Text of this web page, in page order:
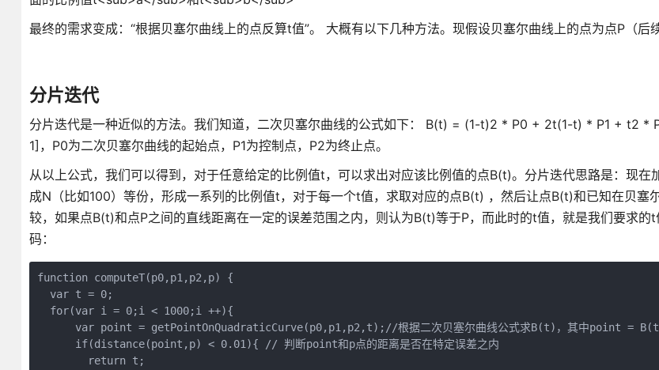
最终的需求变成：“根据贝塞尔曲线上的点反算t值”。 大概有以下几种方法。现假设贝塞尔曲线上的点为点P（后
分片迭代
分片迭代是一种近似的方法。我们知道，二次贝塞尔曲线的公式如下： B(t) = (1-t)2 * P0 + 2t(1-t) * P1 + t2 *
1]，P0为二次贝塞尔曲线的起始点，P1为控制点，P2为终止点。
从以上公式，我们可以得到，对于任意给定的比例值t，可以求出对应该比例值的点B(t)。分片迭代思路是：现在
成N（比如100）等份，形成一系列的比例值t，对于每一个t值，求取对应的点B(t) ，然后让点B(t)和已知在贝塞
较，如果点B(t)和点P之间的直线距离在一定的误差范围之内，则认为B(t)等于P，而此时的t值，就是我们要求的
码：
function computeT(p0,p1,p2,p) {
  var t = 0;
  for(var i = 0;i < 1000;i ++){
var point = getPointOnQuadraticCurve(p0,p1,p2,t);//根据二次贝塞尔曲线公式求B(t)，其中point =
      if(distance(point,p) < 0.01){ // 判断point和p点的距离是否在特定误差之内
        return t;